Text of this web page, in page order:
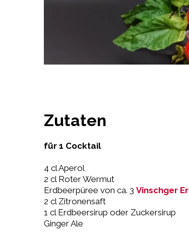
Zutaten
für 1 Cocktail
4 cl Aperol
2 cl Roter Wermut
Erdbeerpüree von ca. 3 Vinschger
2 cl Zitronensaft
1 cl Erdbeersirup oder Zuckersirup
Ginger Ale